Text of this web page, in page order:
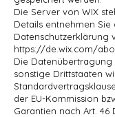
Die Server von WIX
Details entnehmen Sie
Datenschutzerklärung
https://de.wix.com/
Die Datenübertragung
sonstige Drittstaaten
der EU-Kommission
Garantien nach Art. 46